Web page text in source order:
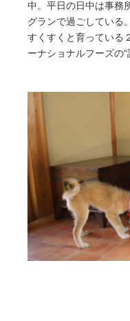
中。平日の日中は事務
グランで過ごしている
すくすくと育っている
ーナショナルフーズの“